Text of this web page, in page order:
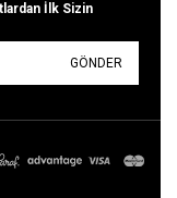
İlk Sizin
GÖNDER